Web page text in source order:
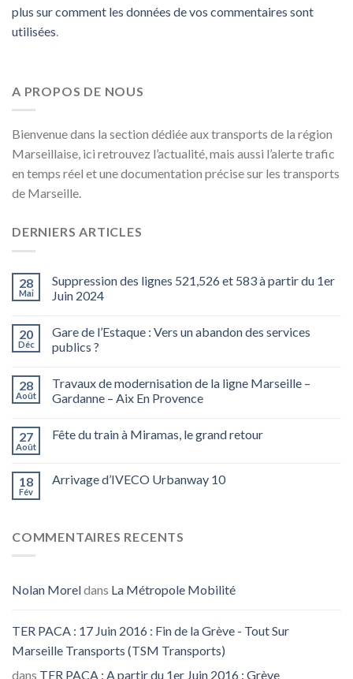
plus sur comment les données de vos commentaires sont
utilisées
A PROPOS DE NOUS
Bienvenue dans la section dédiée aux transports de la région
Marseillaise, ici retrouvez l’actualité, mais aussi l’alerte trafic
en temps réel et une documentation précise sur les transports
de Marseille.
DERNIERS ARTICLES
28
Mai
Suppression des lignes 521,526 et 583 à partir du 1er
Juin 2024
20
Déc
Gare de l’Estaque : Vers un abandon des services
publics ?
28
Août
Travaux de modernisation de la ligne Marseille –
Gardanne – Aix En Provence
27
Août
Fête du train à Miramas, le grand retour
18
Fév
Arrivage d’IVECO Urbanway 10
COMMENTAIRES RECENTS
Nolan Moreldans La Métropole Mobilité
TER PACA : 17 Juin 2016 : Fin de la Grève - Tout Sur
Marseille Transports (TSM Transports)
dans TER PACA : A partir du 1er Juin 2016 : Grève